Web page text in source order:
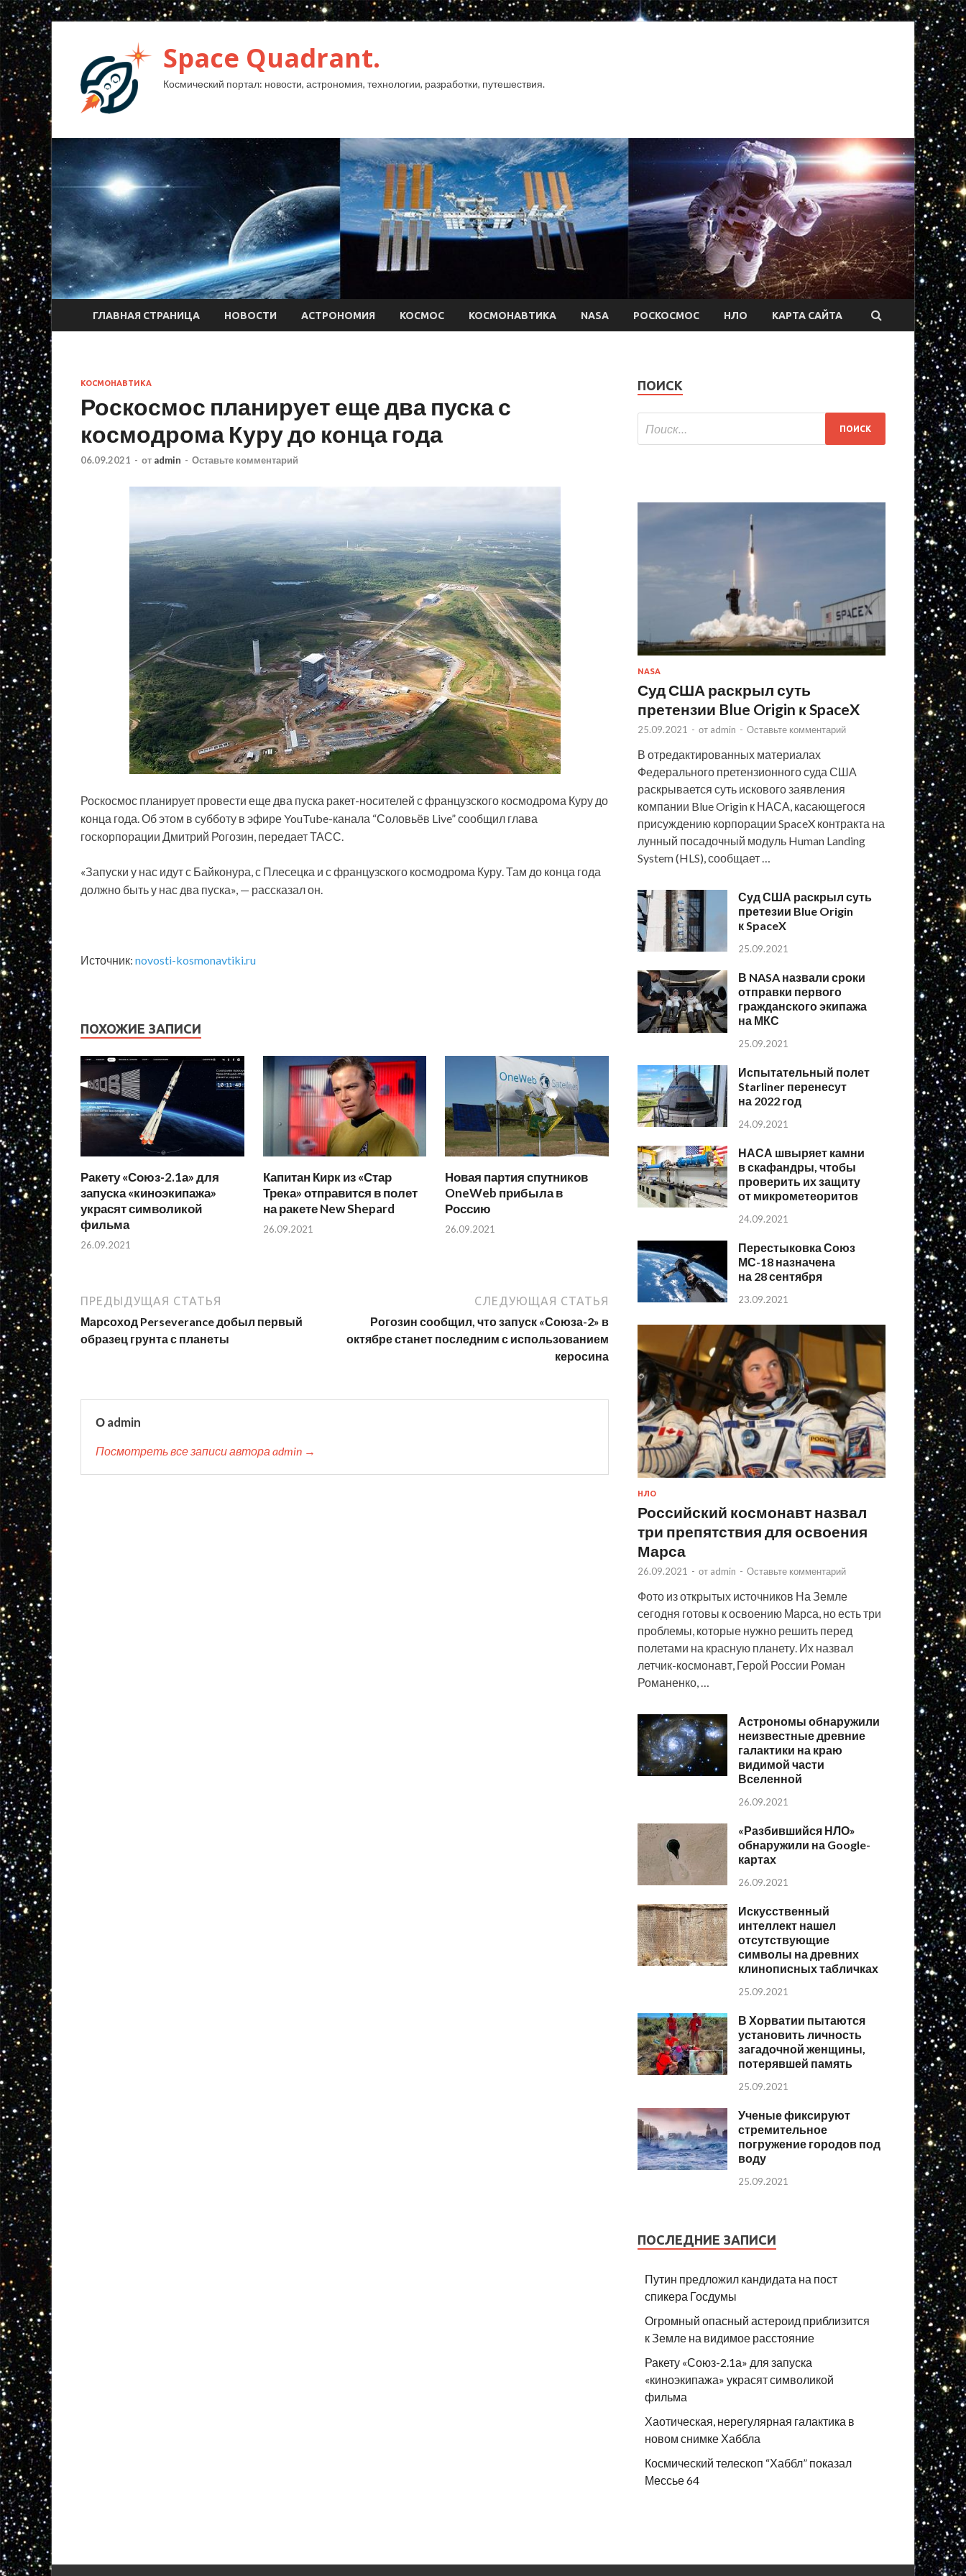
Space Quadrant.
Космический портал: новости, астрономия, технологии, разработки, путешествия.
ГЛАВНАЯ СТРАНИЦА НОВОСТИ АСТРОНОМИЯ КОСМОС КОСМОНАВТИКА NASA РОСКОСМОС НЛО КАРТА САЙТА
КОСМОНАВТИКА
Роскосмос планирует еще два пуска с
космодрома Куру до конца года
06.09.2021 - от admin - Оставьте комментарий
Роскосмос планирует провести еще два пуска ракет-носителей с французского космодрома Куру до
конца года. Об этом в субботу в эфире YouTube-канала “Соловьёв Live” сообщил глава
госкорпорации Дмитрий Рогозин, передает ТАСС.
«Запуски у нас идут с Байконура, с Плесецка и сфранцузского космодрома Куру. Там до конца года
должно быть у нас два пуска», — рассказал он.
Источник: novosti-kosmonavtiki.ru
ПОХОЖИЕ ЗАПИСИ
Ракету «Союз-2.1а» для
запуска «киноэкипажа»
украсят символикой
фильма
26.09.2021
Капитан Кирк из «Стар
Трека» отправится в полет
на ракете New Shepard
26.09.2021
Новая партия спутников
OneWeb прибыла в
Россию
26.09.2021
ПРЕДЫДУЩАЯ СТАТЬЯ
Марсоход Perseverance добыл первый
образец грунта с планеты
СЛЕДУЮЩАЯ СТАТЬЯ
Рогозин сообщил, что запуск «Союза-2» в
октябре станет последним с использованием
керосина
О admin
Посмотреть все записи автора admin →
ПОИСК
NASA
Суд США раскрыл суть
претензии Blue Origin к SpaceX
25.09.2021 - от admin - Оставьте комментарий
В отредактированных материалах
Федерального претензионного суда США
раскрывается суть искового заявления
компании Blue Origin к НАСА, касающегося
присуждению корпорации SpaceX контракта на
лунный посадочный модуль Human Landing
System (HLS), сообщает …
Суд США раскрыл суть
претезии Blue Origin
к SpaceX
25.09.2021
В NASA назвали сроки
отправки первого
гражданского экипажа
на МКС
25.09.2021
Испытательный полет
Starliner перенесут
на 2022 год
24.09.2021
НАСА швыряет камни
в скафандры, чтобы
проверить их защиту
от микрометеоритов
24.09.2021
Перестыковка Союз
МС-18 назначена
на 28 сентября
23.09.2021
НЛО
Российский космонавт назвал
три препятствия для освоения
Марса
26.09.2021 - от admin - Оставьте комментарий
Фото из открытых источников На Земле
сегодня готовы к освоению Марса, но есть три
проблемы, которые нужно решить перед
полетами на красную планету. Их назвал
летчик-космонавт, Герой России Роман
Романенко, …
Астрономы обнаружили
неизвестные древние
галактики на краю
видимой части
Вселенной
26.09.2021
«Разбившийся НЛО»
обнаружили на Google-
картах
26.09.2021
Искусственный
интеллект нашел
отсутствующие
символы на древних
клинописных табличках
25.09.2021
В Хорватии пытаются
установить личность
загадочной женщины,
потерявшей память
25.09.2021
Ученые фиксируют
стремительное
погружение городов под
воду
25.09.2021
ПОСЛЕДНИЕ ЗАПИСИ
Путин предложил кандидата на пост
спикера Госдумы
Огромный опасный астероид приблизится
к Земле на видимое расстояние
Ракету «Союз-2.1а» для запуска
«киноэкипажа» украсят символикой
фильма
Хаотическая, нерегулярная галактика в
новом снимке Хаббла
Космический телескоп “Хаббл” показал
Мессье 64